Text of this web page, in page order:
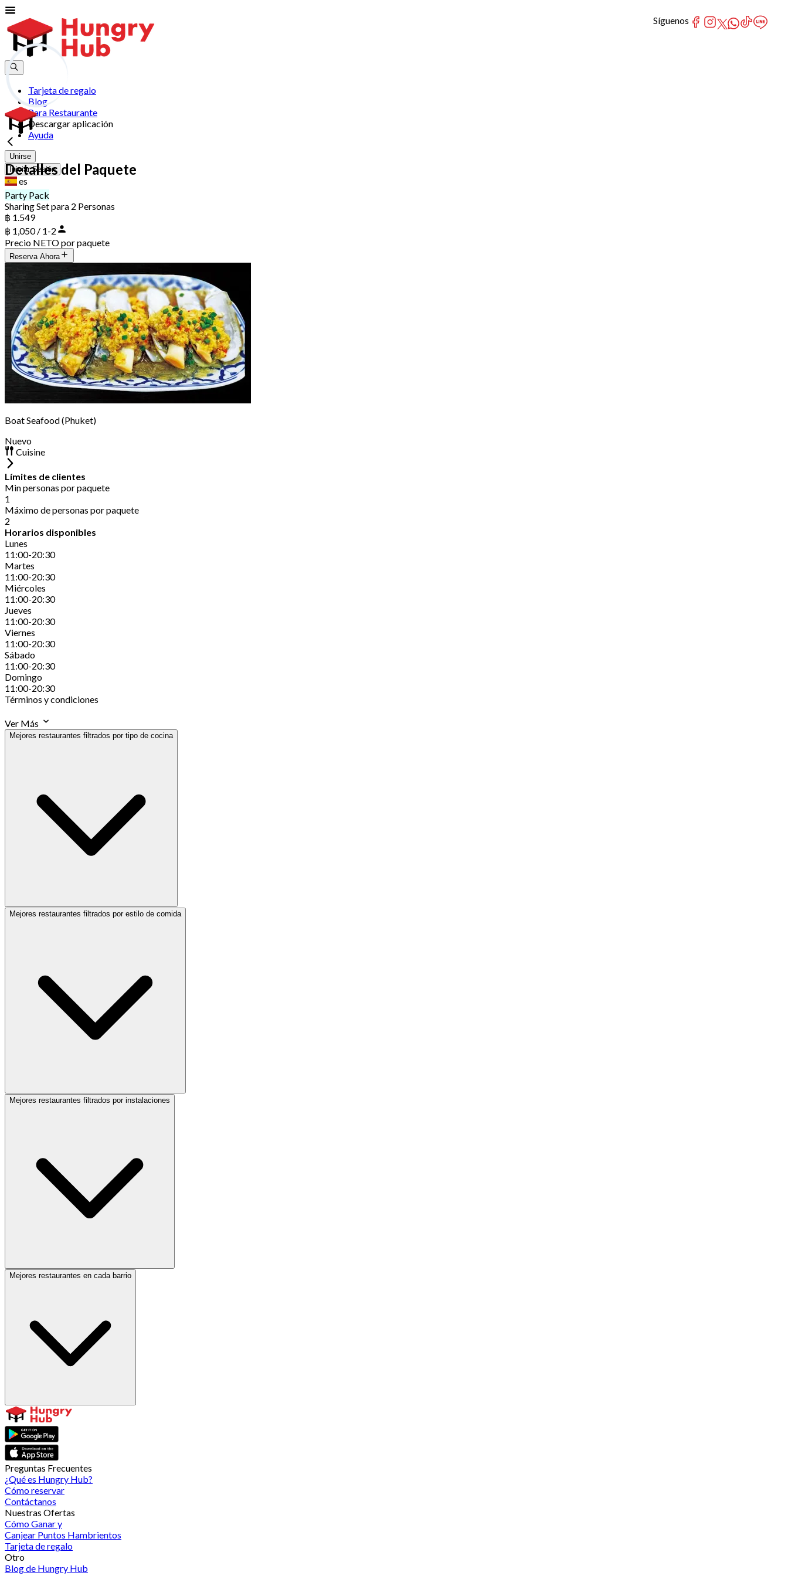
Tarjeta de regalo
Blog
Para Restaurante
Descargar aplicación
Ayuda
Unirse
Iniciar Sesión
es
Detalles del Paquete
Party Pack
Sharing Set para 2 Personas
฿ 1.549
฿ 1,050 / 1-2
Precio NETO por paquete
Reserva Ahora
Boat Seafood (Phuket)
Nuevo
Cuisine
Límites de clientes
Min personas por paquete
1
Máximo de personas por paquete
2
Horarios disponibles
Lunes
11:00-20:30
Martes
11:00-20:30
Miércoles
11:00-20:30
Jueves
11:00-20:30
Viernes
11:00-20:30
Sábado
11:00-20:30
Domingo
11:00-20:30
Términos y condiciones
Ver Más
Mejores restaurantes filtrados por tipo de cocina
Mejores restaurantes filtrados por estilo de comida
Mejores restaurantes filtrados por instalaciones
Mejores restaurantes en cada barrio
Preguntas Frecuentes
¿Qué es Hungry Hub?
Cómo reservar
Contáctanos
Nuestras Ofertas
Cómo Ganar y
Canjear Puntos Hambrientos
Tarjeta de regalo
Otro
Blog de Hungry Hub
Síguenos